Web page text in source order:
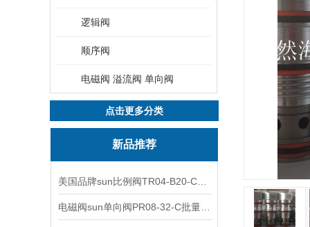
逻辑阀
顺序阀
电磁阀 溢流阀 单向阀
点击更多分类
新品推荐